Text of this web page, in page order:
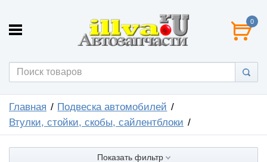
0
Главная
Подвеска автомобилей
Втулки, стойки, скобы, сайлентблоки
Показать фильтр